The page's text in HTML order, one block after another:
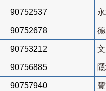
90752537
90752678
90753212
90756885
90757940